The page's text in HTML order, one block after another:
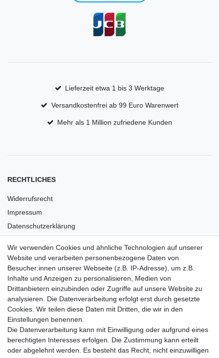
Lieferzeit etwa 1 bis 3 Werktage
Versandkostenfrei ab 99 Euro Warenwert
Mehr als 1 Million zufriedene Kunden
RECHTLICHES
Widerrufsrecht
Impressum
Datenschutzerklärung
Barrierefreiheit
Anleitungen
Vertrag widerrufen
PARTNER
DHL
GLS
Wir verwenden Cookies und ähnliche Technologien auf unserer
Website und verarbeiten personenbezogene Daten von
Besucher:innen unserer Webseite (z.B. IP-Adresse), um z.B.
Inhalte und Anzeigen zu personalisieren, Medien von
Drittanbietern einzubinden oder Zugriffe auf unsere Website zu
analysieren. Die Datenverarbeitung erfolgt erst durch gesetzte
Cookies. Wir teilen diese Daten mit Dritten, die wir in den
Einstellungen benennen.
Die Datenverarbeitung kann mit Einwilligung oder aufgrund eines
berechtigten Interesses erfolgen. Die Zustimmung kann erteilt
oder abgelehnt werden. Es besteht das Recht, nicht einzuwilligen